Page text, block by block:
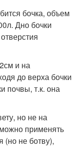
бочка, объем
Дно бочки
и на
до верха бочки
почвы, т.к. она
но не на
применять
(но не ботву),